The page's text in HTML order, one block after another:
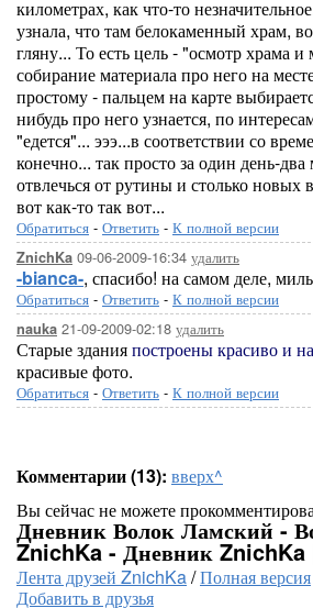
километрах, как что-то
узнала, что там белокаменный храм,
гляну... То есть цель - "осмотр храма и
собирание материала про него на
простому - пальцем на карте
нибудь про него узнается, по
"едется"... эээ...в соответствии со
конечно... так просто за один день-
отвлечься от рутины и столько новых
вот как-то так вот...
Обратиться - Ответить - К полной версии
ZnichKa 09-06-2009-16:34 удалить
-bianca-, спасибо! на самом деле,
Обратиться - Ответить - К полной версии
nauka 21-09-2009-02:18 удалить
Старые зданияпостроены красиво и
красивые фото.
Обратиться - Ответить - К полной версии
Комментарии (13): вверх^
Вы сейчас не можете
Дневник Волок Ламский -
ZnichKa - Дневник ZnichKa
Лента друзей ZnichKa/Полная версия
Добавить в друзья